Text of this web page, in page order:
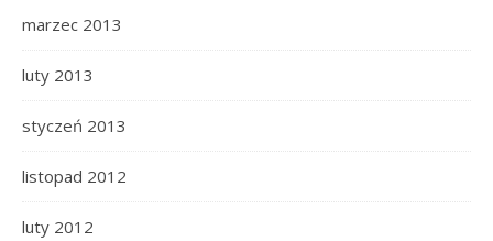
marzec 2013
luty 2013
styczeń 2013
listopad 2012
luty 2012